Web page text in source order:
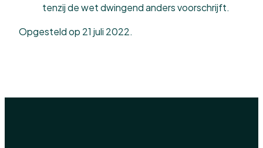
tenzij de wet dwingend anders voorschrijft.
Opgesteld op 21 juli 2022.